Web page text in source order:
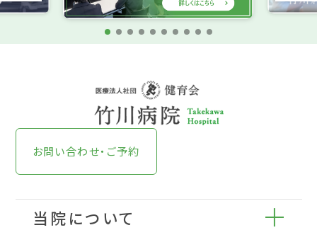
お問い合わせ・ご予約
当院について